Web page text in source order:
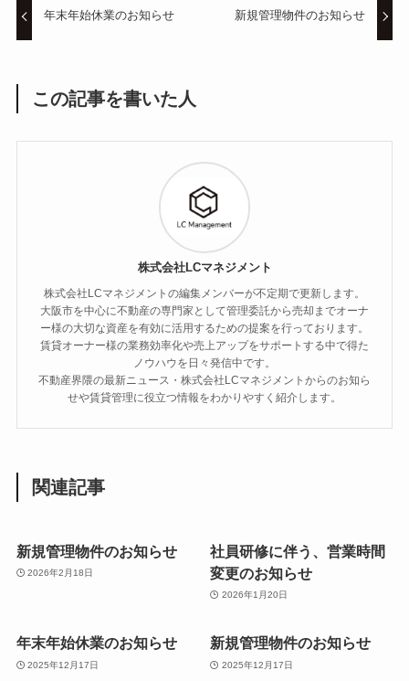
年末年始休業のお知らせ 新規管理物件のお知らせ
この記事を書いた人
株式会社LCマネジメント
株式会社LCマネジメントの編集メンバーが不定期で更新します。
大阪市を中心に不動産の専門家として管理委託から売却までオーナ
ー様の大切な資産を有効に活用するための提案を行っております。
賃貸オーナー様の業務効率化や売上アップをサポートする中で得た
ノウハウを日々発信中です。
不動産界隈の最新ニュース・株式会社LCマネジメントからのお知ら
せや賃貸管理に役立つ情報をわかりやすく紹介します。
関連記事
新規管理物件のお知らせ
2026年2月18日
社員研修に伴う、営業時間
変更のお知らせ
2026年1月20日
年末年始休業のお知らせ
2025年12月17日
新規管理物件のお知らせ
2025年12月17日